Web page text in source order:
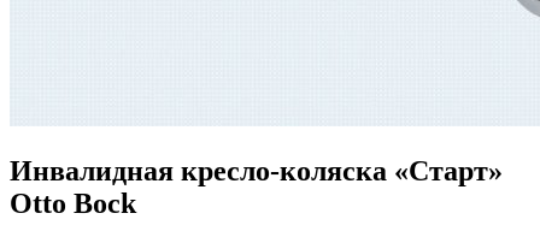
Инвалидная кресло-коляска «Старт»
Otto Bock